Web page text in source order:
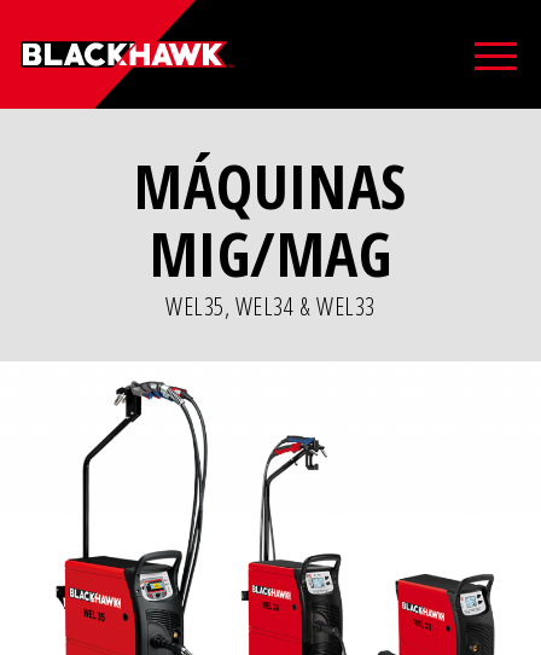
MÁQUINAS
MIG/MAG
WEL35, WEL34 & WEL33